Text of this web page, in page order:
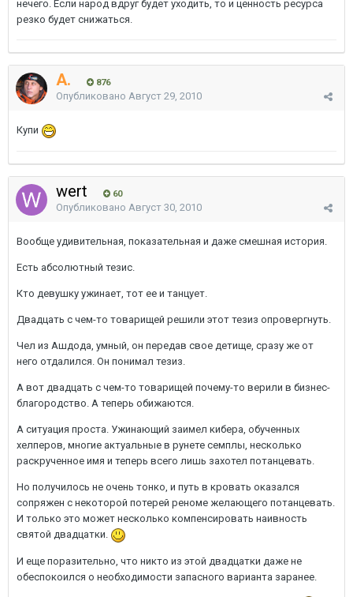
нечего. Если народ вдруг будет уходить, то и ценность ресурса
резко будет снижаться.
A. 876
Опубликовано Август 29, 2010
Купи
wert 60
Опубликовано Август 30, 2010
Вообще удивительная, показательная и даже смешная история.
Есть абсолютный тезис.
Кто девушку ужинает, тот ее и танцует.
Двадцать с чем-то товарищей решили этот тезиз опровергнуть.
Чел из Ашдода, умный, он передав свое детище, сразу же от
него отдалился. Он понимал тезиз.
А вот двадцать с чем-то товарищей почему-то верили в бизнес-
благородство. А теперь обижаются.
А ситуация проста. Ужинающий заимел кибера, обученных
хелперов, многие актуальные в рунете семплы, несколько
раскрученное имя и теперь всего лишь захотел потанцевать.
Но получилось не очень тонко, и путь в кровать оказался
сопряжен с некоторой потерей реноме желающего потанцевать.
И только это может несколько компенсировать наивность
святой двадцатки.
И еще поразительно, что никто из этой двадцатки даже не
обеспокоился о необходимости запасного варианта заранее.